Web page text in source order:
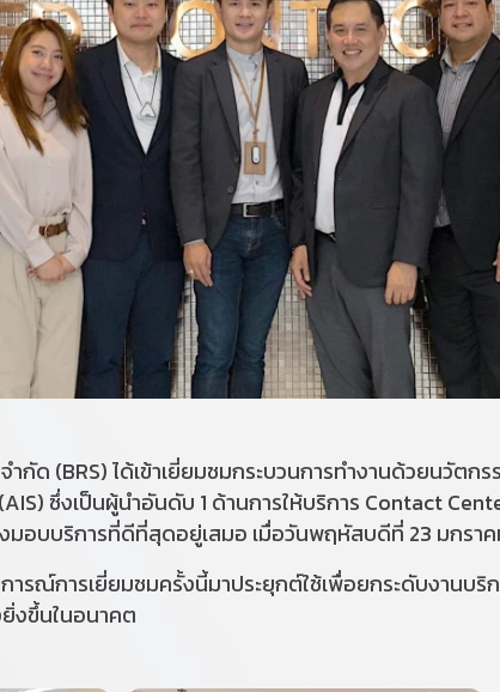
ด (BRS) ได้เข้าเยี่ยมชมกระบวนการทำงานด้วยนวัตก
ซึ่งเป็นผู้นำอันดับ 1 ด้านการให้บริการ Contact
มอบบริการที่ดีที่สุดอยู่เสมอ เมื่อวันพฤหัสบดีที่ 23 มกรา
การณ์การเยี่ยมชมครั้งนี้มาประยุกต์ใช้เพื่อยกระดับงานบ
งขึ้นในอนาคต